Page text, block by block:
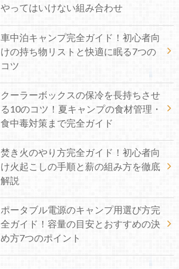
やってはいけない組み合わせ
車中泊キャンプ完全ガイド！初心者向
けの持ち物リストと快適に眠る7つの
コツ
クーラーボックスの保冷を長持ちさせ
る10のコツ！夏キャンプの食材管理・
食中毒対策まで完全ガイド
焚き火のやり方完全ガイド！初心者向
け火起こしの手順と薪の組み方を徹底
解説
ポータブル電源のキャンプ用選び方完
全ガイド！容量の目安とおすすめの決
め方7つのポイント